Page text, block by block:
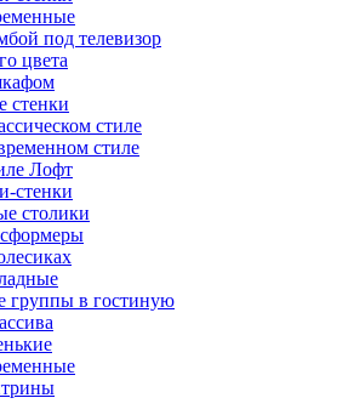
под телевизор
цвета
стенки
стиле
стиле
Лофт
стенки
столики
группы в гостиную